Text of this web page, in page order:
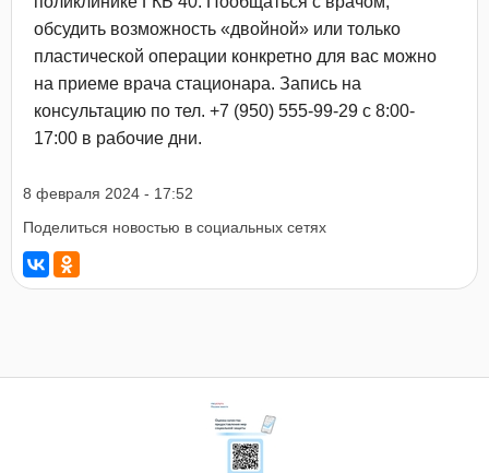
обсудить возможность «двойной» или только
пластической операции конкретно для вас можно
на приеме врача стационара. Запись на
консультацию по тел. +7 (950) 555-99-29 с 8:00-
17:00 в рабочие дни.
8 февраля 2024 - 17:52
Поделиться новостью в социальных сетях